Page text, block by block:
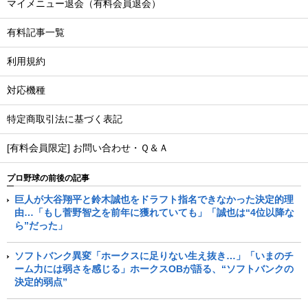
マイメニュー退会（有料会員退会）
有料記事一覧
利用規約
対応機種
特定商取引法に基づく表記
[有料会員限定] お問い合わせ・Ｑ＆Ａ
プロ野球の前後の記事
巨人が大谷翔平と鈴木誠也をドラフト指名できなかった決定的理
由…「もし菅野智之を前年に獲れていても」「誠也は“4位以降な
ら”だった」
ソフトバンク異変「ホークスに足りない生え抜き…」「いまのチ
ーム力には弱さを感じる」ホークスOBが語る、“ソフトバンクの
決定的弱点”